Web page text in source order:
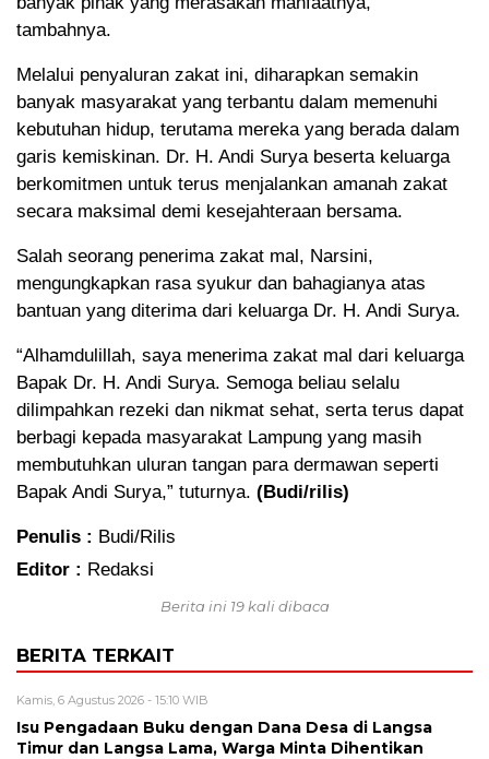
tambahnya.
Melalui penyaluran zakat ini, diharapkan semakin
banyak masyarakat yang terbantu dalam memenuhi
kebutuhan hidup, terutama mereka yang berada dalam
garis kemiskinan. Dr. H. Andi Surya beserta keluarga
berkomitmen untuk terus menjalankan amanah zakat
secara maksimal demi kesejahteraan bersama.
Salah seorang penerima zakat mal, Narsini,
mengungkapkan rasa syukur dan bahagianya atas
bantuan yang diterima dari keluarga Dr. H. Andi Surya.
“Alhamdulillah, saya menerima zakat mal dari keluarga
Bapak Dr. H. Andi Surya. Semoga beliau selalu
dilimpahkan rezeki dan nikmat sehat, serta terus dapat
berbagi kepada masyarakat Lampung yang masih
membutuhkan uluran tangan para dermawan seperti
Bapak Andi Surya,” tuturnya. (Budi/rilis)
Penulis : Budi/Rilis
Editor : Redaksi
Berita ini 19 kali dibaca
BERITA TERKAIT
Kamis, 6 Agustus 2026 - 15:10 WIB
Isu Pengadaan Buku dengan Dana Desa di Langsa
Timur dan Langsa Lama, Warga Minta Dihentikan